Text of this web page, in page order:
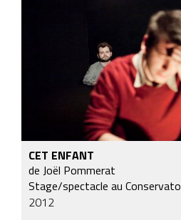
CET ENFANT
de Joël Pommerat
Stage/spectacle au
2012